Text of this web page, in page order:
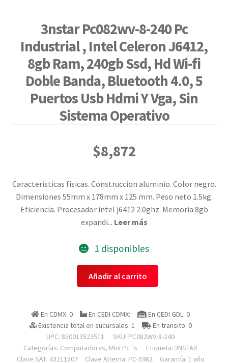
3nstar Pc082wv-8-240 Pc
Industrial , Intel Celeron J6412,
8gb Ram, 240gb Ssd, Hd Wi-fi
Doble Banda, Bluetooth 4.0, 5
Puertos Usb Hdmi Y Vga, Sin
Sistema Operativo
$8,872
Caracteristicas fisicas. Construccion aluminio. Color negro.
Dimensiones 55mm x 178mm x 125 mm. Peso neto 1.5kg.
Eficiencia. Procesador intel j6412 2.0ghz. Memoria 8gb
expandi... Leer más
1 disponibles
3nstar
Pc082wv-
240
Pc
Industrial
,
Intel
Añadir al carrito
En CDMX: 0 En CEDI CDMX:
En CEDI GDL: 0
Existencia total en sucursales: 1
En transito: 0
UPC: 850013523511
SKU: PC082WV-8-240
Categorías: Computadoras, Mini Pc´s Etiqueta: 3NSTAR
Clave SAT: 43211507
Clave Alterna: PC-5982 Garantía: 1 año